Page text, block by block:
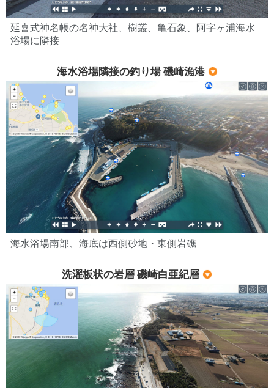
延喜式神名帳の名神大社、樹叢、亀石象、阿字ヶ浦海水
浴場に隣接
海水浴場隣接の釣り場 磯崎漁港
海水浴場南部、海底は西側砂地・東側岩礁
洗濯板状の岩層 磯崎白亜紀層